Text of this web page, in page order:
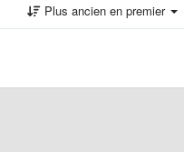
Plus ancien en premier